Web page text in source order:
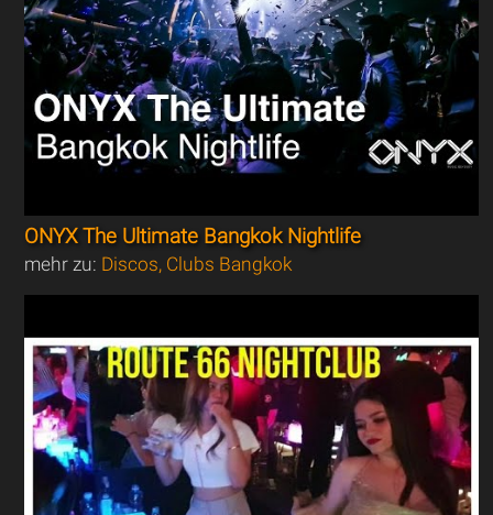
ONYX The Ultimate Bangkok Nightlife
mehr zu: Discos, Clubs Bangkok